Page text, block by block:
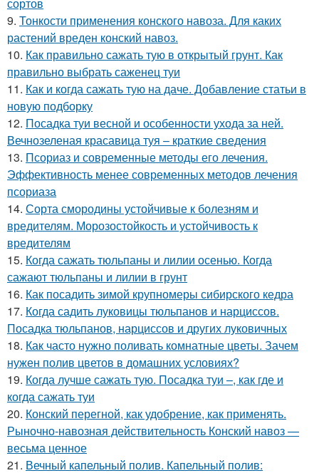
9. Тонкости применения конского навоза. Для каких
растений вреден конский навоз.
10. Как правильно сажать тую в открытый грунт. Как
правильно выбрать саженец туи
11. Как и когда сажать тую на даче. Добавление статьи в
новую подборку
12. Посадка туи весной и особенности ухода за ней.
Вечнозеленая красавица туя – краткие сведения
13. Псориаз и современные методы его лечения.
Эффективность менее современных методов лечения
псориаза
14. Сорта смородины устойчивые к болезням и
вредителям. Морозостойкость и устойчивость к
вредителям
15. Когда сажать тюльпаны и лилии осенью. Когда
сажают тюльпаны и лилии в грунт
16. Как посадить зимой крупномеры сибирского кедра
17. Когда садить луковицы тюльпанов и нарциссов.
Посадка тюльпанов, нарциссов и других луковичных
18. Как часто нужно поливать комнатные цветы. Зачем
нужен полив цветов в домашних условиях?
19. Когда лучше сажать тую. Посадка туи –, как где и
когда сажать туи
20. Конский перегной, как удобрение, как применять.
Рыночно-навозная действительность Конский навоз —
весьма ценное
21. Вечный капельный полив. Капельный полив: